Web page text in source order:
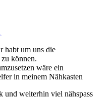
habt um uns die
können.
wäre ein
in meinem Nähkasten
und weiterhin viel nähspass